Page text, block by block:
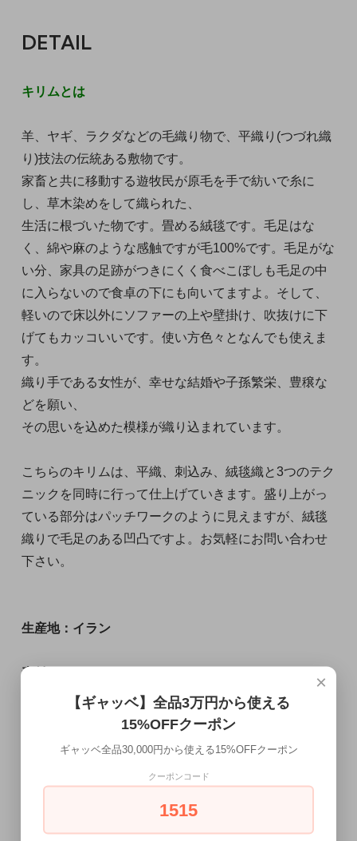
DETAIL
キリムとは
羊、ヤギ、ラクダなどの毛織り物で、平織り(つづれ織
り)技法の伝統ある敷物です。
家畜と共に移動する遊牧民が原毛を手で紡いで糸に
し、草木染めをして織られた、
生活に根づいた物です。畳める絨毯です。毛足はな
く、綿や麻のような感触ですが毛100%です。毛足がな
い分、家具の足跡がつきにくく食べこぼしも毛足の中
に入らないので食卓の下にも向いてますよ。そして、
軽いので床以外にソファーの上や壁掛け、吹抜けに下
げてもカッコいいです。使い方色々となんでも使えま
す。
織り手である女性が、幸せな結婚や子孫繁栄、豊穣な
どを願い、
その思いを込めた模様が織り込まれています。
こちらのキリムは、平織、刺込み、絨毯織と3つのテク
ニックを同時に行って仕上げていきます。盛り上がっ
ている部分はパッチワークのように見えますが、絨毯
織りで毛足のある凹凸ですよ。お気軽にお問い合わせ
下さい。
生産地：イラン
素材：ウール100%
サイズ：192×159㎝（フリンジ含まず）
ご注意
×
【ギャッベ】全品3万円から使える
15%OFFクーポン
ギャッベ全品30,000円から使える15%OFFクーポン
クーポンコード
1515